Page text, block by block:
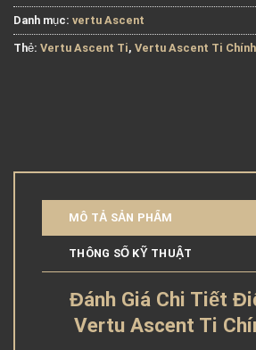
Danh mục: vertu Ascent
Thẻ: Vertu Ascent Ti, Vertu Ascent Ti Chính
MÔ TẢ SẢN PHẨM
THÔNG SỐ KỸ THUẬT
Đánh Giá Chi Tiết
Vertu Ascent Ti